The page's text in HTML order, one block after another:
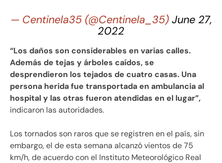
— Centinela35 (@Centinela_35) June 27,
2022
“Los daños son considerables en varias calles.
Además de tejas y árboles caídos, se
desprendieron los tejados de cuatro casas. Una
persona herida fue transportada en ambulancia al
hospital y las otras fueron atendidas en el lugar”,
indicaron las autoridades.
Los tornados son raros que se registren en el país, sin
embargo, el de esta semana alcanzó vientos de 75
km/h, de acuerdo con el Instituto Meteorológico Real